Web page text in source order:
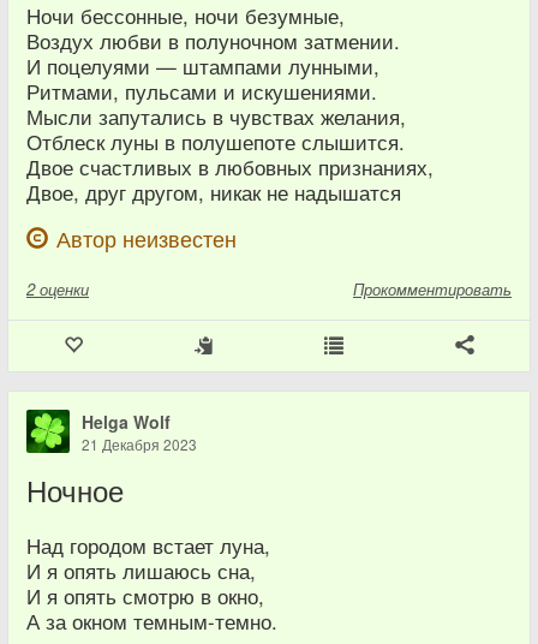
Ночи бессонные, ночи безумные,
Воздух любви в полуночном затмении.
И поцелуями — штампами лунными,
Ритмами, пульсами и искушениями.
Мысли запутались в чувствах желания,
Отблеск луны в полушепоте слышится.
Двое счастливых в любовных признаниях,
Двое, друг другом, никак не надышатся
Автор неизвестен
2 оценки Прокомментировать
Helga Wolf
21 Декабря 2023
Ночное
Над городом встает луна,
И я опять лишаюсь сна,
И я опять смотрю в окно,
А за окном темным-темно.